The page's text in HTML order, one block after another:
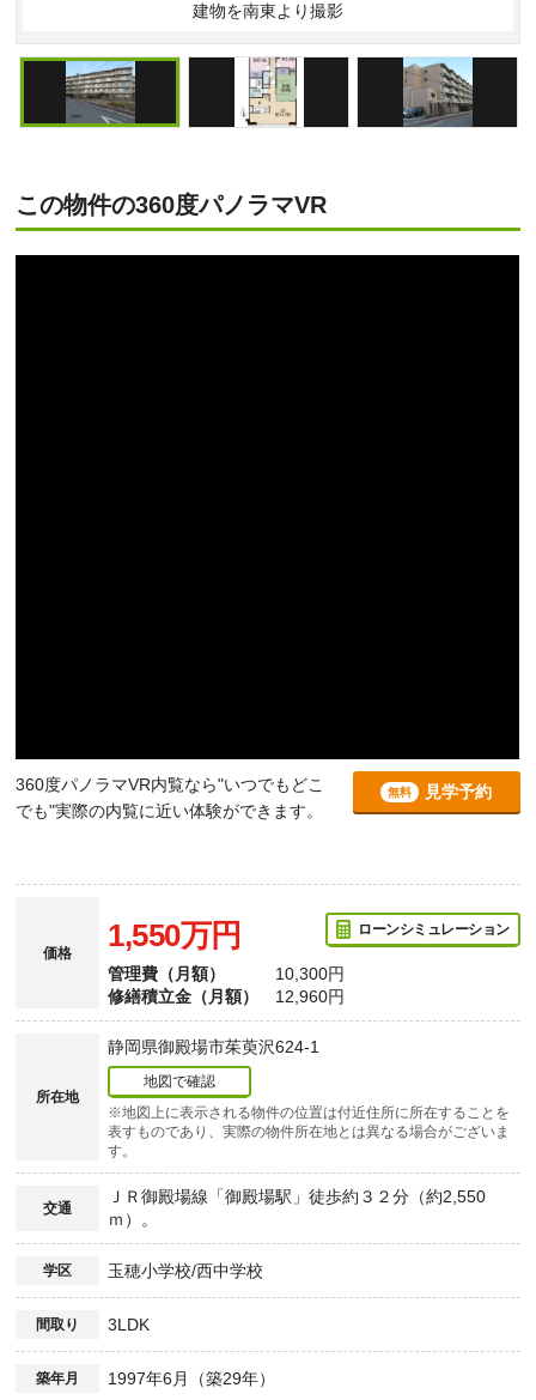
建物を南東より撮影
この物件の360度パノラマVR
360度パノラマVR内覧なら"いつでもどこ
でも"実際の内覧に近い体験ができます。
無料 見学予約
価格 1,550万円 ローンシミュレーション
管理費（月額）
10,300円
修繕積立金（月額）
12,960円
所在地
静岡県御殿場市茱萸沢624-1
地図で確認
※地図上に表示される物件の位置は付近住所に所在することを
表すものであり、実際の物件所在地とは異なる場合がございま
す。
交通
ＪＲ御殿場線「御殿場駅」徒歩約３２分（約2,550
ｍ）。
学区 玉穂小学校/西中学校
間取り 3LDK
築年月 1997年6月（築29年）